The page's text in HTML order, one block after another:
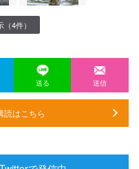
4件）
送る 送信
はこちら